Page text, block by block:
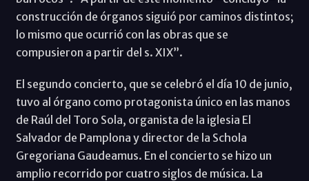
construcción de órganos siguió por caminos distintos;
lo mismo que ocurrió con las obras que se
compusieron a partir del s. XIX”.
El segundo concierto, que se celebró el día 10 de junio,
tuvo al órgano como protagonista único en las manos
de Raúl del Toro Sola, organista de la iglesia El
Salvador de Pamplona y director de la Schola
Gregoriana Gaudeamus. En el concierto se hizo un
amplio recorrido por cuatro siglos de música. La